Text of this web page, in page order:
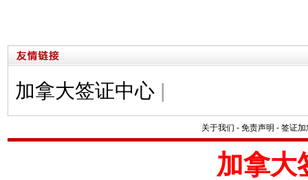
加拿大签证中心 |
关于我们 - 免责声明 - 签证加
加拿大